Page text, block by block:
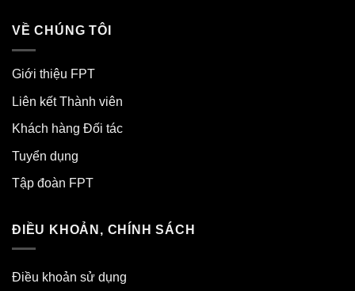
VỀ CHÚNG TÔI
Giới thiệu FPT
Liên kết Thành viên
Khách hàng Đối tác
Tuyển dụng
Tập đoàn FPT
ĐIỀU KHOẢN, CHÍNH SÁCH
Điều khoản sử dụng